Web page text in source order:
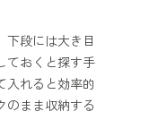
下段には大き目
ておくと探す手
入れると効率的
のまま収納する